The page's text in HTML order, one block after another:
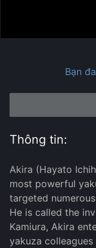
Bạn
Thông tin:
Akira (Hayato
most powerful
targeted
He is called the
Kamiura, Akira
yakuza